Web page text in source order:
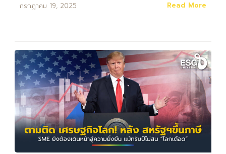
กรกฎาคม 19, 2025 Read More